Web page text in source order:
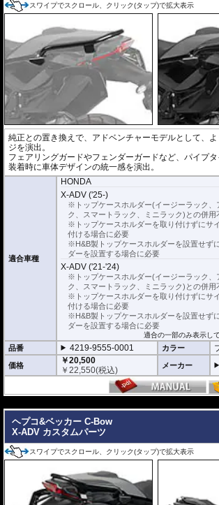
スワイプでスクロール、クリック(タップ)で拡大表示
純正との置き換えで、アドベンチャーモデルとして、
ジを演出。
フェアリングガードやフェンダーガードなど、パイプ
装着時に車体デザインの統一感を演出。
適合車種
HONDA
X-ADV ('25-)
※トップケースホルダー(イージーラック、
ク、スマートラック、ミニラック)との併用
※トップケースホルダーを取り付けずにサ
付ける場合に必要
※H&B製トップケースホルダーを設置せず
ダーを設置する場合に必要
X-ADV ('21-'24)
※トップケースホルダー(イージーラック、
ク、スマートラック、ミニラック)との併用
※トップケースホルダーを取り付けずにサ
付ける場合に必要
※H&B製トップケースホルダーを設置せず
ダーを設置する場合に必要
適合の一部のみ表示し
品番 4219-9555-0001 カラー
価格
￥20,500
￥22,550(税込) メーカー
ヘプコ&ベッカー C-Bow
X-ADV カスタムパーツ
スワイプでスクロール、クリック(タップ)で拡大表示